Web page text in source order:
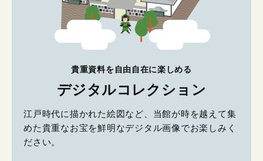
貴重資料を自由自在に楽しめる
デジタルコレクション
江戸時代に描かれた絵図など、当館が時を越えて集
めた貴重なお宝を鮮明なデジタル画像でお楽しみく
ださい。